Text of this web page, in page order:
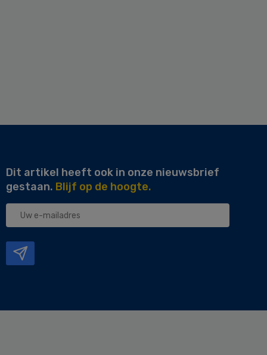
Dit artikel heeft ook in onze nieuwsbrief
gestaan. Blijf op de hoogte.
Uw